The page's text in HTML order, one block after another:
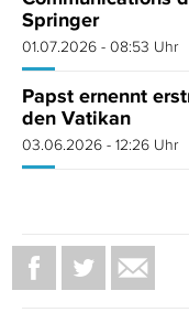
Springer
01.07.2026 - 08:53 Uhr
Papst ernennt
den Vatikan
03.06.2026 - 12:26 Uhr